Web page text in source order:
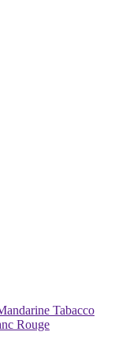
Tabacco
Rouge